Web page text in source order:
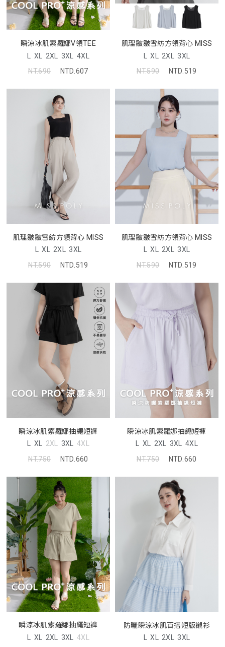
瞬涼冰肌索羅娜V領TEE
L XL 2XL 3XL 4XL
NT.690
NTD.607
肌理皺皺雪紡方領背心 MISS
L XL 2XL 3XL
NT.590
NTD.519
肌理皺皺雪紡方領背心 MISS
L XL 2XL 3XL
NT.590
NTD.519
肌理皺皺雪紡方領背心 MISS
L XL 2XL 3XL
NT.590
NTD.519
瞬涼冰肌索羅娜抽繩短褲
L XL 2XL 3XL 4XL
NT.750
NTD.660
瞬涼冰肌索羅娜抽繩短褲
L XL 2XL 3XL 4XL
NT.750
NTD.660
瞬涼冰肌索羅娜抽繩短褲
L XL 2XL 3XL 4XL
防曬瞬涼冰肌百搭短版襯衫
L XL 2XL 3XL